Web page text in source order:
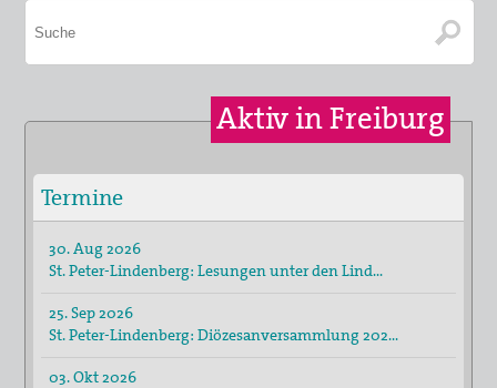
Aktiv in Freiburg
Termine
30. Aug 2026
St. Peter-Lindenberg: Lesungen unter den Lind…
25. Sep 2026
St. Peter-Lindenberg: Diözesanversammlung 202…
03. Okt 2026